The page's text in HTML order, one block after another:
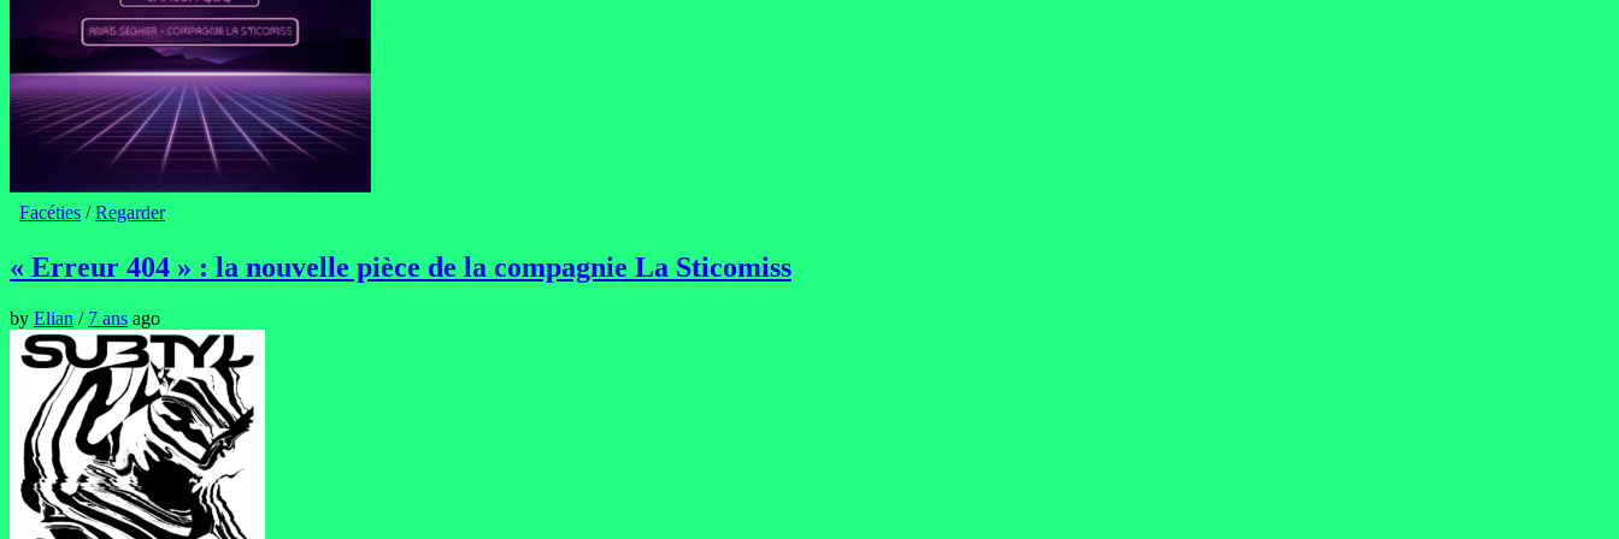
Facéties /Regarder
« Erreur 404 » : la nouvelle pièce de la compagnie La Sticomiss
by Elian / 7 ans ago